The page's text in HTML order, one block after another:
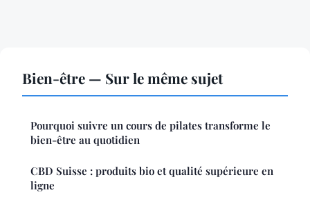
Bien-être — Sur le même sujet
Pourquoi suivre un cours de pilates transforme le
bien-être au quotidien
CBD Suisse : produits bio et qualité supérieure en
ligne